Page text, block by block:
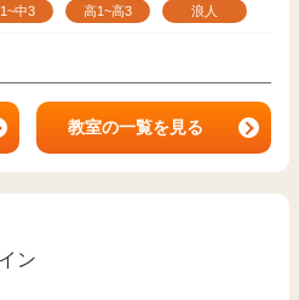
中3 高1~高3 浪人
教室の一覧を見る
ン